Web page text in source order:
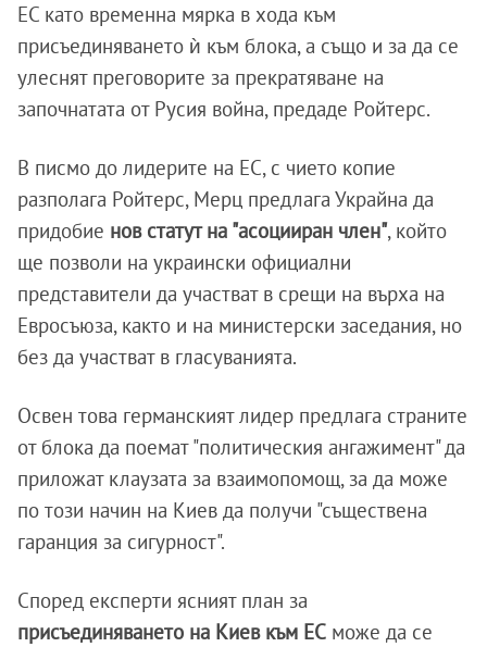
ЕС като временна мярка в хода към
присъединяването ѝ към блока, а също и за да се
улеснят преговорите за прекратяване на
започнатата от Русия война, предаде Ройтерс.
В писмо до лидерите на ЕС, с чието копие
разполага Ройтерс, Мерц предлага Украйна да
придобие нов статут на "асоцииран член", който
ще позволи на украински официални
представители да участват в срещи на върха на
Евросъюза, както и на министерски заседания, но
без да участват в гласуванията.
Освен това германският лидер предлага страните
от блока да поемат "политическия ангажимент" да
приложат клаузата за взаимопомощ, за да може
по този начин на Киев да получи "съществена
гаранция за сигурност".
Според експерти ясният план за
присъединяването на Киев към ЕС може да се